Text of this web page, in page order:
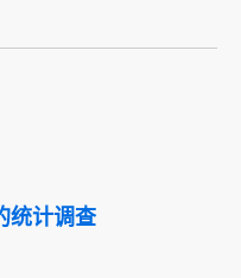
统计调查